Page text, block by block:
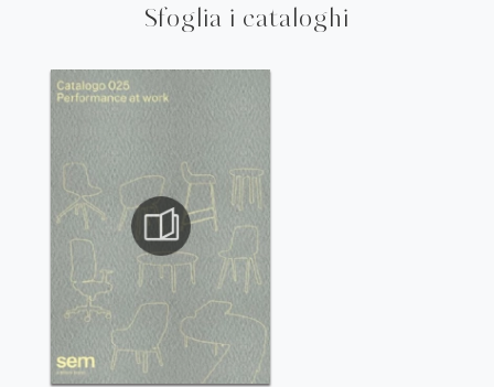
Sfoglia i cataloghi